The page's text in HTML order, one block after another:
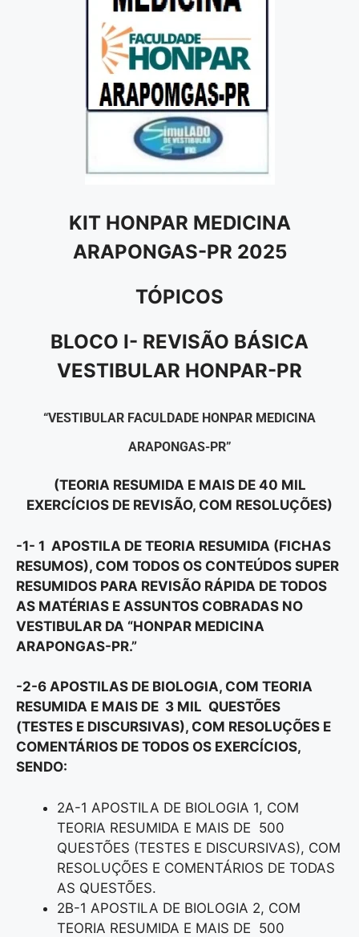
KIT HONPAR MEDICINA
ARAPONGAS-PR 2025
TÓPICOS
BLOCO I- REVISÃO BÁSICA
VESTIBULAR HONPAR-PR
“VESTIBULAR FACULDADE HONPAR MEDICINA
ARAPONGAS-PR”
(TEORIA RESUMIDA E MAIS DE 40 MIL
EXERCÍCIOS DE REVISÃO, COM RESOLUÇÕES)
-1- 1 APOSTILA DE TEORIA RESUMIDA (FICHAS
RESUMOS), COM TODOS OS CONTEÚDOS SUPER
RESUMIDOS PARA REVISÃO RÁPIDA DE TODOS
AS MATÉRIAS E ASSUNTOS COBRADAS NO
VESTIBULAR DA “HONPAR MEDICINA
ARAPONGAS-PR.”
-2-6 APOSTILAS DE BIOLOGIA, COM TEORIA
RESUMIDA E MAIS DE 3 MIL QUESTÕES
(TESTES E DISCURSIVAS), COM RESOLUÇÕES E
COMENTÁRIOS DE TODOS OS EXERCÍCIOS,
SENDO:
2A-1 APOSTILA DE BIOLOGIA 1, COM
TEORIA RESUMIDA E MAIS DE 500
QUESTÕES (TESTES E DISCURSIVAS), COM
RESOLUÇÕES E COMENTÁRIOS DE TODAS
AS QUESTÕES.
2B-1 APOSTILA DE BIOLOGIA 2, COM
TEORIA RESUMIDA E MAIS DE 500